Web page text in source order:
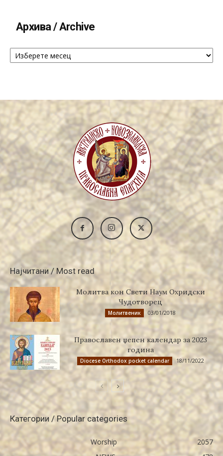
Архива / Archive
Архива
Најчитани / Most read
Молитва кон Свети Наум Охридски
Чудотворец
Молитвеник 03/01/2018
Православен џепен календар за 2023
година
Diocese Orthodox pocket calendar 18/11/2022
Категории / Popular categories
Worship
2057